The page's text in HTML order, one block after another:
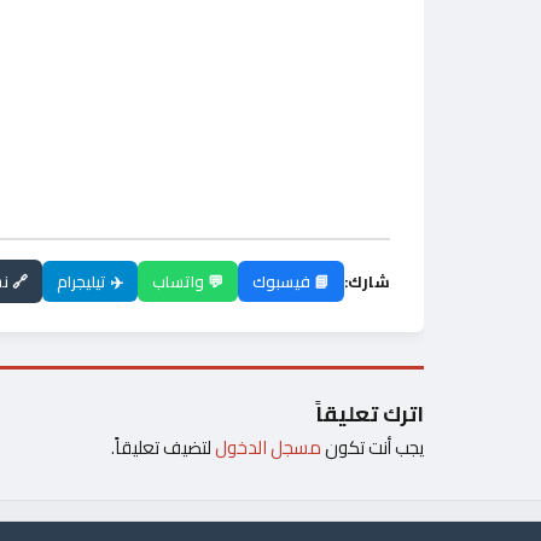
شارك: 📘 فيسبوك 💬 واتساب ✈️ تيليجرام 🔗
اترك تعليقاً
يجب أنت تكونمسجل الدخوللتضيف تعليقاً.